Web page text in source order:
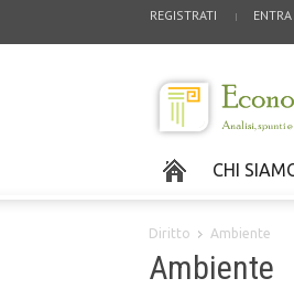
REGISTRATI
CHI
Diritto Ambiente
Ambiente